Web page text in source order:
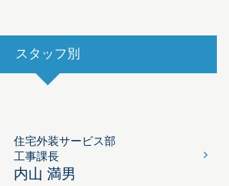
スタッフ別
住宅外装サービス部
工事課長
内山 満男